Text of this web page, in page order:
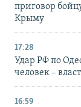
приговор
Крыму
17:28
Удар РФ по
человек –
16:59